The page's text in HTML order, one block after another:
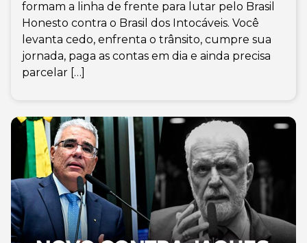
formam a linha de frente para lutar pelo Brasil
Honesto contra o Brasil dos Intocáveis. Você
levanta cedo, enfrenta o trânsito, cumpre sua
jornada, paga as contas em dia e ainda precisa
parcelar […]